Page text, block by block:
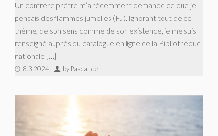
Un confrère prêtre m’a récemment demandé ce que je
pensais des flammes jumelles (FJ). Ignorant tout de ce
thème, de son sens comme de son existence, je me suis
renseigné auprès du catalogue en ligne de la Bibliothèque
nationale […]
8.3.2024 by Pascal Ide